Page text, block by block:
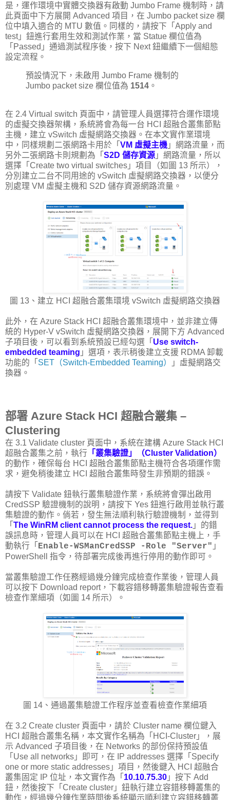
是，運作環境中實體交換器有啟動 Jumbo Frame 機制時，請
此頁面中下方展開 Advanced 項目，在 Jumbo packet size 欄
位中填入適合的 MTU 數值。同樣的，請按下「Apply and
test」鈕進行套用生效和測試作業，當 Statue 欄位值為
「Passed」通過測試程序後，按下 Next 鈕繼續下一個組態
設定流程。
預設情況下，未啟用 Jumbo Frame 機制的
Jumbo packet size 欄位值為 1514 。
在 2.4 Virtual switch 頁面中，請管理人員選擇符合運作環境
的虛擬交換器架構，系統將會為每一台 HCI 超融合叢集節點
主機，建立 vSwitch 虛擬網路交換器。在本文實作業環境
中，同樣規劃二張網路卡用於「 VM 虛擬主機 」網路流量，而
另外二張網路卡則規劃為「 S2D 儲存資源 」網路流量，所以
選擇「Create two virtual switches」項目（如圖 13 所示），
分別建立二台不同用途的 vSwitch 虛擬網路交換器，以便分
別處理 VM 虛擬主機和 S2D 儲存資源網路流量。
圖 13、建立 HCI 超融合叢集環境 vSwitch 虛擬網路交換器
此外，在 Azure Stack HCI 超融合叢集環境中，並非建立傳
統的 Hyper-V vSwitch 虛擬網路交換器，展開下方 Advanced
子項目後，可以看到系統預設已經勾選「 Use switch-
embedded teaming 」選項，表示稍後建立支援 RDMA 卸載
功能的「 SET（Switch-Embedded Teaming）
」虛擬網路交
換器。
部署 Azure Stack HCI 超融合叢集 –
Clustering
在 3.1 Validate cluster 頁面中，系統在建構 Azure Stack HCI
超融合叢集之前，執行 「叢集驗證」（Cluster Validation）
的動作，確保每台 HCI 超融合叢集節點主機符合各項運作需
求，避免稍後建立 HCI 超融合叢集時發生非預期的錯誤。
請按下 Validate 鈕執行叢集驗證作業，系統將會彈出啟用
CredSSP 驗證機制的說明，請按下 Yes 鈕進行啟用並執行叢
集驗證的動作。倘若，發生無法順利執行驗證機制，並得到
「 The WinRM client cannot process the request. 」的錯
誤訊息時，管理人員可以在 HCI 超融合叢集節點主機上，手
動執行「 Enable-WSManCredSSP -Role "Server" 」
PowerShell 指令，待部署完成後再進行停用的動作即可。
當叢集驗證工作任務經過幾分鐘完成檢查作業後，管理人員
可以按下 Download report，下載容錯移轉叢集驗證報告查看
檢查作業細項（如圖 14 所示）。
圖 14、通過叢集驗證工作程序並查看檢查作業細項
在 3.2 Create cluster 頁面中，請於 Cluster name 欄位鍵入
HCI 超融合叢集名稱，本文實作名稱為「HCI-Cluster」，展
示 Advanced 子項目後，在 Networks 的部份保持預設值
「Use all networks」即可，在 IP addresses 選擇「Specify
one or more static addresses」項目，然後鍵入 HCI 超融合
叢集固定 IP 位址，本文實作為「 10.10.75.30 」按下 Add
鈕，然後按下「Create cluster」鈕執行建立容錯移轉叢集的
動作，經過幾分鐘作業時間後系統顯示順利建立容錯移轉叢